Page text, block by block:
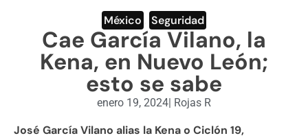
ENGLISH SECTION
VIDEOS
México Seguridad
Cae García Vilano, la
Kena, en Nuevo León;
esto se sabe
enero 19, 2024| Rojas R
José García Vilano alias la Kena o Ciclón 19,